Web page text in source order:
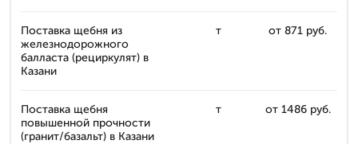
Поставка щебня из
железнодорожного
балласта (рециркулят) в
Казани
т от 871 руб.
Поставка щебня
повышенной прочности
(гранит/базальт) в Казани
т от 1486 руб.